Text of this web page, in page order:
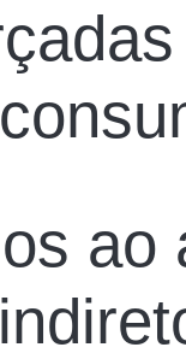
ao